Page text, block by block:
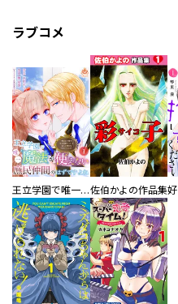
ラブコメ
王立学園で唯一魔法が使えない庶民仲間のはずですよね～実は王子様で私を溺愛しているなんて告白はやめてください～佐伯かよの作品集